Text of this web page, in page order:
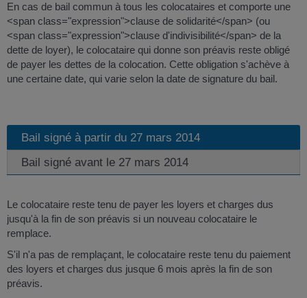
En cas de bail commun à tous les colocataires et comporte une
<span class="expression">clause de solidarité</span> (ou
<span class="expression">clause d'indivisibilité</span> de la
dette de loyer), le colocataire qui donne son préavis reste obligé
de payer les dettes de la colocation. Cette obligation s'achève à
une certaine date, qui varie selon la date de signature du bail.
Bail signé à partir du 27 mars 2014
Bail signé avant le 27 mars 2014
Le colocataire reste tenu de payer les loyers et charges dus
jusqu'à la fin de son préavis si un nouveau colocataire le
remplace.
S'il n'a pas de remplaçant, le colocataire reste tenu du paiement
des loyers et charges dus jusque 6 mois après la fin de son
préavis.